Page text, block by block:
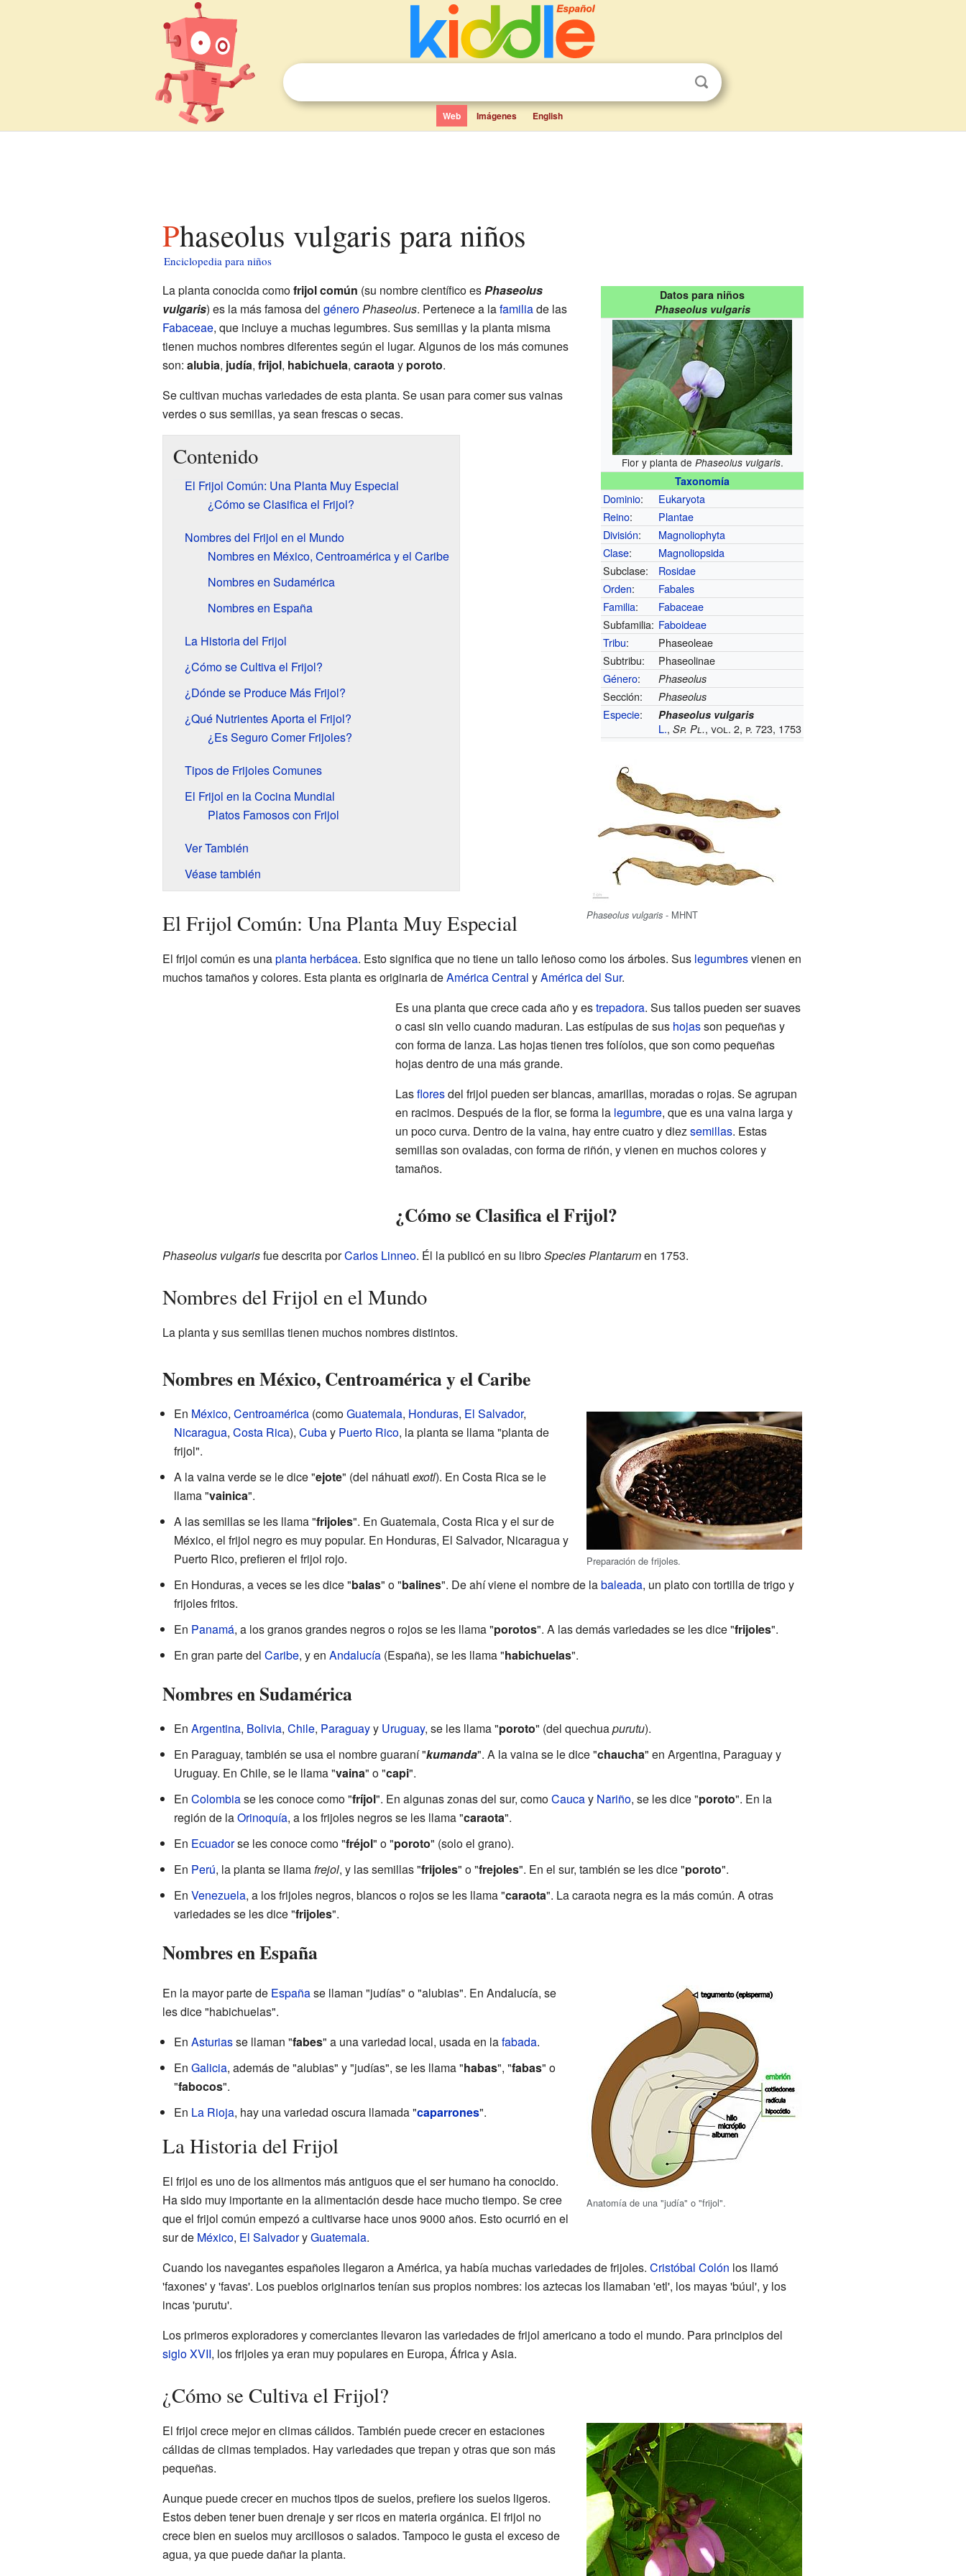
Web Imágenes English
Phaseolus vulgaris para niños
Enciclopedia para niños
Datos para niños
Phaseolus vulgaris
Flor y planta de Phaseolus vulgaris.
Taxonomía
Dominio:
Eukaryota
Reino:
Plantae
División:
Magnoliophyta
Clase:
Magnoliopsida
Subclase:
Rosidae
Orden:
Fabales
Familia:
Fabaceae
Subfamilia: Faboideae
Tribu:
Phaseoleae
Subtribu:
Phaseolinae
Género: Phaseolus
Sección: Phaseolus
Especie: Phaseolus vulgaris
L.,Sp. Pl., vol. 2, p. 723, 1753
Phaseolus vulgaris - MHNT
La planta conocida comofrijol común (su nombre científico esPhaseolus
vulgaris) es la más famosa del géneroPhaseolus. Pertenece a lafamiliade las
Fabaceae, que incluye a muchas legumbres. Sus semillas y la planta misma
tienen muchos nombres diferentes según el lugar. Algunos de los más comunes
son: alubia, judía, frijol, habichuela, caraotay poroto.
Se cultivan muchas variedades de esta planta. Se usan para comer sus vainas
verdes o sus semillas, ya sean frescas o secas.
Contenido
El Frijol Común: Una Planta Muy Especial
¿Cómo se Clasifica el Frijol?
Nombres del Frijol en el Mundo
Nombres en México, Centroamérica y el Caribe
Nombres en Sudamérica
Nombres en España
La Historia del Frijol
¿Cómo se Cultiva el Frijol?
¿Dónde se Produce Más Frijol?
¿Qué Nutrientes Aporta el Frijol?
¿Es Seguro Comer Frijoles?
Tipos de Frijoles Comunes
El Frijol en la Cocina Mundial
Platos Famosos con Frijol
Ver También
Véase también
El Frijol Común: Una Planta Muy Especial
El frijol común es unaplanta herbácea. Esto significa que no tiene un tallo leñoso como los árboles. Sus legumbresvienen en
muchos tamaños y colores. Esta planta es originaria deAmérica Central yAmérica del Sur.
Es una planta que crece cada año y estrepadora. Sus tallos pueden ser suaves
o casi sin vello cuando maduran. Las estípulas de sus hojasson pequeñas y
con forma de lanza. Las hojas tienen tres folíolos, que son como pequeñas
hojas dentro de una más grande.
Lasfloresdel frijol pueden ser blancas, amarillas, moradas o rojas. Se agrupan
en racimos. Después de la flor, se forma la legumbre, que es una vaina larga y
un poco curva. Dentro de la vaina, hay entre cuatro y diezsemillas. Estas
semillas son ovaladas, con forma de riñón, y vienen en muchos colores y
tamaños.
¿Cómo se Clasifica el Frijol?
Phaseolus vulgarisfue descrita porCarlos Linneo. Él la publicó en su libroSpecies Plantarumen 1753.
Nombres del Frijol en el Mundo
La planta y sus semillas tienen muchos nombres distintos.
Nombres en México, Centroamérica y el Caribe
Preparación de frijoles.
En México, Centroamérica(comoGuatemala, Honduras, El Salvador,
Nicaragua, Costa Rica), Cubay Puerto Rico, la planta se llama "planta de
frijol".
A la vaina verde se le dice "ejote" (del náhuatl exotl). En Costa Rica se le
llama "vainica".
A las semillas se les llama "frijoles". En Guatemala, Costa Rica y el sur de
México, el frijol negro es muy popular. En Honduras, El Salvador, Nicaragua y
Puerto Rico, prefieren el frijol rojo.
En Honduras, a veces se les dice "balas" o "balines". De ahí viene el nombre de labaleada, un plato con tortilla de trigo y
frijoles fritos.
En Panamá, a los granos grandes negros o rojos se les llama "porotos". A las demás variedades se les dice "frijoles".
En gran parte del Caribe, y en Andalucía(España), se les llama "habichuelas".
Nombres en Sudamérica
En Argentina, Bolivia, Chile, Paraguayy Uruguay, se les llama "poroto" (del quechuapurutu).
En Paraguay, también se usa el nombre guaraní "kumanda". A la vaina se le dice "chaucha" en Argentina, Paraguay y
Uruguay. En Chile, se le llama "vaina" o "capi".
En Colombiase les conoce como "fríjol". En algunas zonas del sur, comoCaucay Nariño, se les dice "poroto". En la
región de laOrinoquía, a los frijoles negros se les llama "caraota".
En Ecuadorse les conoce como "fréjol" o "poroto" (solo el grano).
En Perú, la planta se llamafrejol, y las semillas "frijoles" o "frejoles". En el sur, también se les dice "poroto".
En Venezuela, a los frijoles negros, blancos o rojos se les llama "caraota". La caraota negra es la más común. A otras
variedades se les dice "frijoles".
Nombres en España
Anatomía de una "judía" o "frijol".
En la mayor parte de Españase llaman "judías" o "alubias". En Andalucía, se
les dice "habichuelas".
En Asturiasse llaman "fabes" a una variedad local, usada en lafabada.
En Galicia, además de "alubias" y "judías", se les llama "habas", "fabas" o
"fabocos".
En La Rioja, hay una variedad oscura llamada "caparrones".
La Historia del Frijol
El frijol es uno de los alimentos más antiguos que el ser humano ha conocido.
Ha sido muy importante en la alimentación desde hace mucho tiempo. Se cree
que el frijol común empezó a cultivarse hace unos 9000 años. Esto ocurrió en el
sur de México, El SalvadoryGuatemala.
Cuando los navegantes españoles llegaron a América, ya había muchas variedades de frijoles. Cristóbal Colón los llamó
'faxones' y 'favas'. Los pueblos originarios tenían sus propios nombres: los aztecas los llamaban 'etl', los mayas 'búul', y los
incas 'purutu'.
Los primeros exploradores y comerciantes llevaron las variedades de frijol americano a todo el mundo. Para principios del
siglo XVII, los frijoles ya eran muy populares en Europa, África y Asia.
¿Cómo se Cultiva el Frijol?
El frijol crece mejor en climas cálidos. También puede crecer en estaciones
cálidas de climas templados. Hay variedades que trepan y otras que son más
pequeñas.
Aunque puede crecer en muchos tipos de suelos, prefiere los suelos ligeros.
Estos deben tener buen drenaje y ser ricos en materia orgánica. El frijol no
crece bien en suelos muy arcillosos o salados. Tampoco le gusta el exceso de
agua, ya que puede dañar la planta.